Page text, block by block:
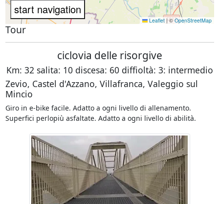
Leaflet |© OpenStreetMap
Tour
ciclovia delle risorgive
Km: 32 salita: 10 discesa: 60 diffioltà: 3: intermedio
Zevio, Castel d'Azzano, Villafranca, Valeggio sul
Mincio
Giro in e-bike facile. Adatto a ogni livello di allenamento.
Superfici perlopiù asfaltate. Adatto a ogni livello di abilità.